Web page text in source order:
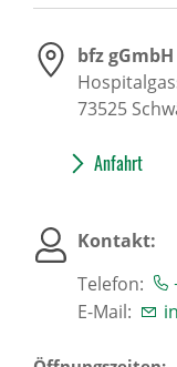
bfz
73525
Anfahrt
Kontakt:
Telefon:
E-Mail: